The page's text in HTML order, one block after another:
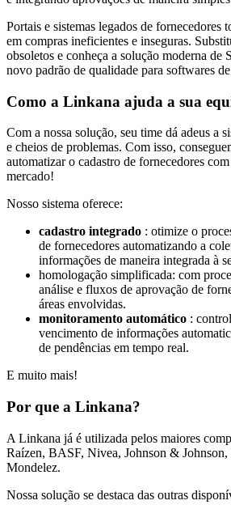
Portais e sistemas legados de fornecedores
em compras ineficientes e inseguras.
obsoletos e conheça a solução moderna de
novo padrão de qualidade para softwares
Como a Linkana ajuda a sua
Com a nossa solução, seu time dá adeus a
e cheios de problemas. Com isso,
automatizar o cadastro de fornecedores
mercado!
Nosso sistema oferece:
cadastro integrado : otimize o
de fornecedores automatizando a
informações de maneira integrada à
homologação simplificada: com
análise e fluxos de aprovação de
áreas envolvidas.
monitoramento automático :
vencimento de informações
de pendências em tempo real.
E muito mais!
Por que a Linkana?
A Linkana já é utilizada pelos maiores
Raízen, BASF, Nivea, Johnson &
Mondelez.
Nossa solução se destaca das outras